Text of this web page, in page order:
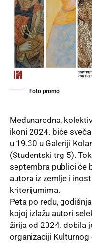
Foto promo
Međunarodna,
ikoni 2024. biće
u 19.30 u Galeriji
(Studentski trg 5).
septembra publici će
autora iz zemlje i
kriterijumima.
Peta po redu, godišnja
kojoj izlažu autori
žirija od 2024. dobila
organizaciji